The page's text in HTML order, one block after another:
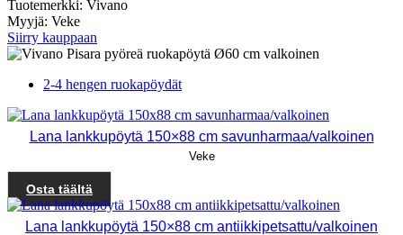
Tuotemerkki: Vivano
Myyjä: Veke
Siirry kauppaan
2-4 hengen ruokapöydät
Lana lankkupöytä 150×88 cm savunharmaa/valkoinen
Veke
Osta täältä
Lana lankkupöytä 150×88 cm antiikkipetsattu/valkoinen